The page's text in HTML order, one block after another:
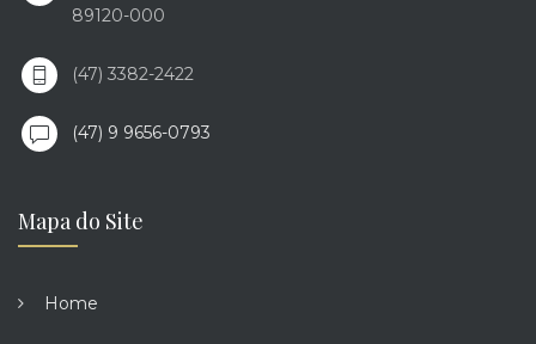
89120-000
(47) 3382-2422
(47) 9 9656-0793
Mapa do Site
Home